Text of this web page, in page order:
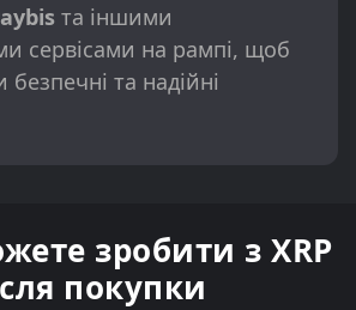
та іншими
сервісами на рампі, щоб
та надійні
зробити з XRP
покупки